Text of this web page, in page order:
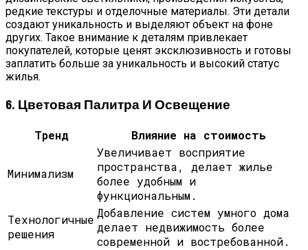
редкие текстуры и отделочные материалы. Эти детали
создают уникальность и выделяют объект на фоне
других. Такое внимание к деталям привлекает
покупателей, которые ценят эксклюзивность и готовы
заплатить больше за уникальность и высокий статус
жилья.
6. Цветовая Палитра И Освещение
Тренд Влияние на стоимость
Минимализм
Увеличивает восприятие
пространства, делает жилье
более удобным и
функциональным.
Технологичные
решения
Добавление систем умного дома
делает недвижимость более
современной и востребованной.